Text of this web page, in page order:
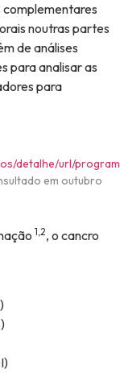
noutras partes
de análises
para analisar as
para
detalhe/url/
em outubro
1,2, o cancro